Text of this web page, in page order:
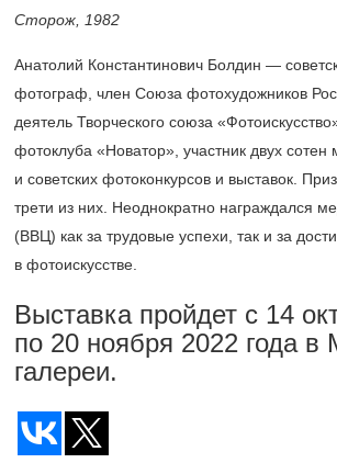
Сторож, 1982
Анатолий Константинович Болдин —
фотограф, член Союза фотохудожников
деятель Творческого союза
фотоклуба «Новатор», участник двух
и советских фотоконкурсов и выставок.
трети из них. Неоднократно награждался
(ВВЦ) как за трудовые успехи, так и за
в фотоискусстве.
Выставка пройдет с 14
по 20 ноября 2022 года
галереи.